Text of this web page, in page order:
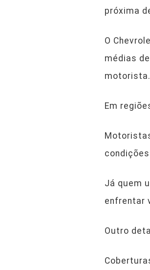
próxima
O
médias
motorista.
Em
Já quem
enfrentar
Outro